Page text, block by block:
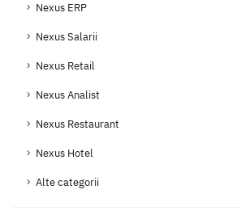
Nexus ERP
Nexus Salarii
Nexus Retail
Nexus Analist
Nexus Restaurant
Nexus Hotel
Alte categorii